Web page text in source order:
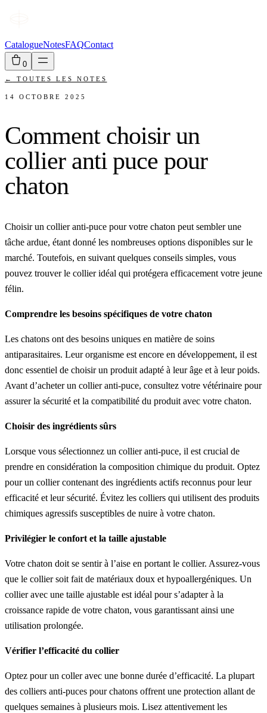
CatalogueNotesFAQContact
0
← TOUTES LES NOTES
14 OCTOBRE 2025
Comment choisir un
collier anti puce pour
chaton
Choisir un collier anti-puce pour votre chaton peut sembler une
tâche ardue, étant donné les nombreuses options disponibles sur le
marché. Toutefois, en suivant quelques conseils simples, vous
pouvez trouver le collier idéal qui protégera efficacement votre jeune
félin.
Comprendre les besoins spécifiques de votre chaton
Les chatons ont des besoins uniques en matière de soins
antiparasitaires. Leur organisme est encore en développement, il est
donc essentiel de choisir un produit adapté à leur âge et à leur poids.
Avant d’acheter un collier anti-puce, consultez votre vétérinaire pour
assurer la sécurité et la compatibilité du produit avec votre chaton.
Choisir des ingrédients sûrs
Lorsque vous sélectionnez un collier anti-puce, il est crucial de
prendre en considération la composition chimique du produit. Optez
pour un collier contenant des ingrédients actifs reconnus pour leur
efficacité et leur sécurité. Évitez les colliers qui utilisent des produits
chimiques agressifs susceptibles de nuire à votre chaton.
Privilégier le confort et la taille ajustable
Votre chaton doit se sentir à l’aise en portant le collier. Assurez-vous
que le collier soit fait de matériaux doux et hypoallergéniques. Un
collier avec une taille ajustable est idéal pour s’adapter à la
croissance rapide de votre chaton, vous garantissant ainsi une
utilisation prolongée.
Vérifier l’efficacité du collier
Optez pour un coller avec une bonne durée d’efficacité. La plupart
des colliers anti-puces pour chatons offrent une protection allant de
quelques semaines à plusieurs mois. Lisez attentivement les